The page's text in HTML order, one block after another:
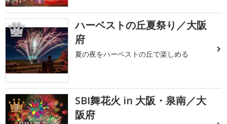
2
ハーベストの丘夏祭り／大阪
府
夏の夜をハーベストの丘で楽しめる
3
SBI舞花火 in 大阪・泉南／大
阪府